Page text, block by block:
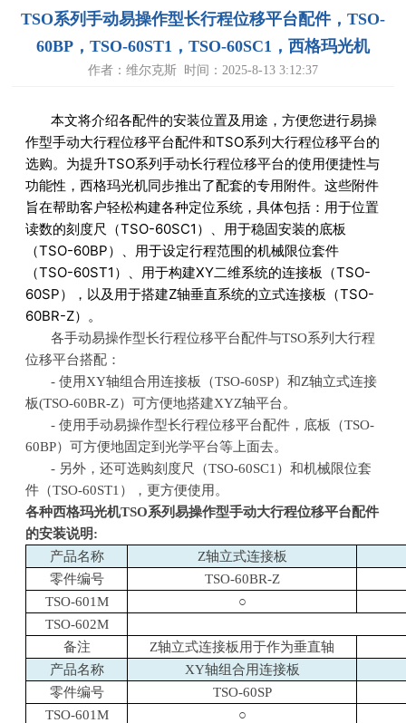
TSO系列手动易操作型长行程位移平台配件，TSO-
60BP，TSO-60ST1，TSO-60SC1，西格玛光机
作者：维尔克斯 时间：2025-8-13 3:12:37
本文将介绍各配件的安装位置及用途，方便您进行易操
作型手动大行程位移平台配件和TSO系列大行程位移平台的
选购。 为提升TSO系列手动长行程位移平台的使用便捷性与
功能性，西格玛光机同步推出了配套的专用附件。这些附件
旨在帮助客户轻松构建各种定位系统，具体包括：用于位置
读数的刻度尺（TSO-60SC1）、用于稳固安装的底板
（TSO-60BP）、用于设定行程范围的机械限位套件
（TSO-60ST1）、用于构建XY二维系统的连接板（TSO-
60SP），以及用于搭建Z轴垂直系统的立式连接板（TSO-
60BR-Z）。
各手动易操作型长行程位移平台配件与TSO系列大行程
位移平台搭配：
- 使用XY轴组合用连接板（TSO-60SP）和Z轴立式连接
板(TSO-60BR-Z）可方便地搭建XYZ轴平台。
- 使用手动易操作型长行程位移平台配件，底板（TSO-
60BP）可方便地固定到光学平台等上面去。
- 另外，还可选购刻度尺（TSO-60SC1 ）和机械限位套
件（TSO-60ST1 ），更方便使用。
各种西格玛光机TSO系列易操作型手动大行程位移平台配件
的安装说明:
产品名称
Z轴立式连接板
零件编号
TSO-60BR-Z
TSO-601M
○
TSO-602M
备注
Z轴立式连接板用于作为垂直轴
产品名称
XY轴组合用连接板
零件编号
TSO-60SP
TSO-601M
○